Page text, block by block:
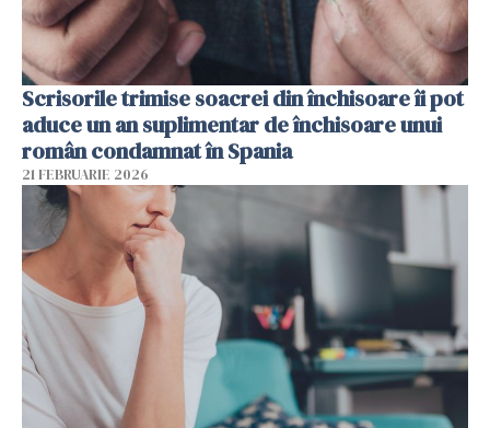
Scrisorile trimise soacrei din închisoare îi pot
aduce un an suplimentar de închisoare unui
român condamnat în Spania
21 FEBRUARIE 2026